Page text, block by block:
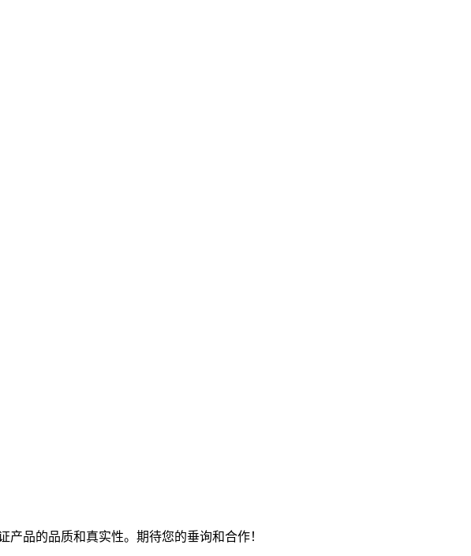
品的品质和真实性。期待您的垂询和合作！